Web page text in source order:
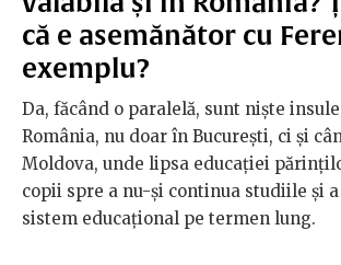
că e asemănător cu
exemplu?
Da, făcând o paralelă, sunt niște
România, nu doar în București, ci și
Moldova, unde lipsa educației
copii spre a nu-și continua studiile și a
sistem educațional pe termen lung.